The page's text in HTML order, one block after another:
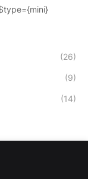
(26)
(9)
(14)